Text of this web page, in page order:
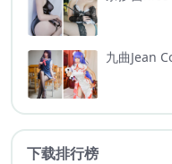
九曲Jean
下载排行榜